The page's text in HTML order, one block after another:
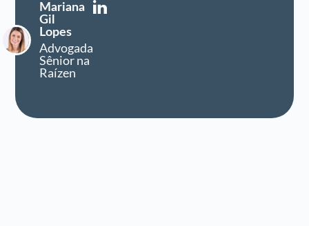
Mariana
Gil
Lopes
Advogada
Sênior na
Raízen